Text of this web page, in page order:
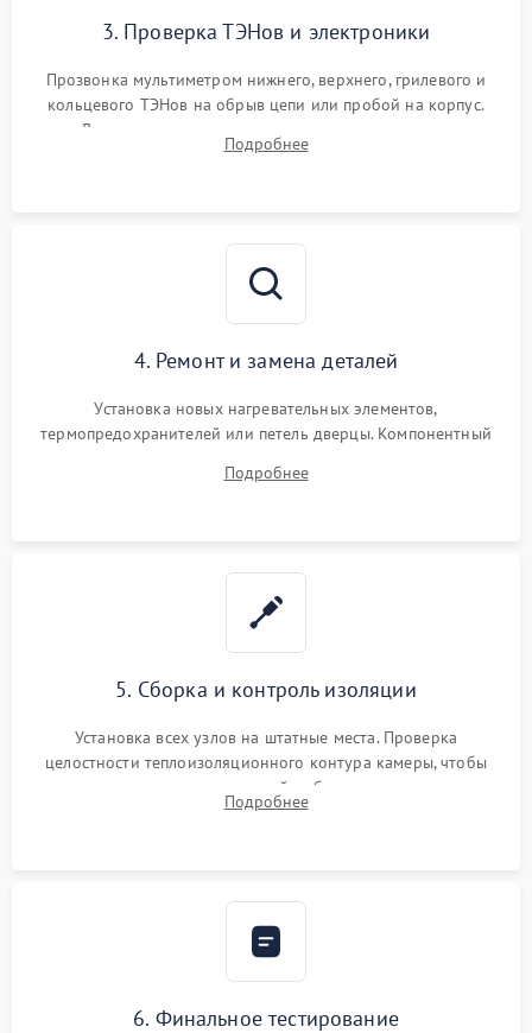
3. Проверка ТЭНов и электроники
Прозвонка мультиметром нижнего, верхнего, грилевого и
кольцевого ТЭНов на обрыв цепи или пробой на корпус.
Диагностика термостата, датчиков температуры,
переключателя режимов и мотора конвекции.
Подробнее
4. Ремонт и замена деталей
Установка новых нагревательных элементов,
термопредохранителей или петель дверцы. Компонентный
выгоревших реле, восстановление контактов и замена
Подробнее
5. Сборка и контроль изоляции
Установка всех узлов на штатные места. Проверка
целостности теплоизоляционного контура камеры, чтобы
исключить перегрев кухонной мебели и потерю тепла.
Надежная фиксация клемм и сборка корпуса шкафа.
Подробнее
6. Финальное тестирование